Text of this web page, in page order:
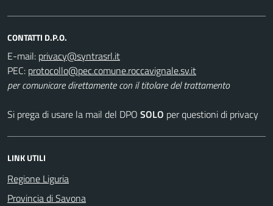
CONTATTI D.P.O.
E-mail:
PEC:
per comunicare direttamente con il titolare del trattamento
Si prega di usare la mail del DPO SOLO per questioni di privacy
LINK UTILI
Regione Liguria
Provincia di Savona